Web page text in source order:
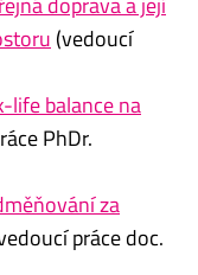
(vedoucí
life balance na
PhDr.
za
práce doc.